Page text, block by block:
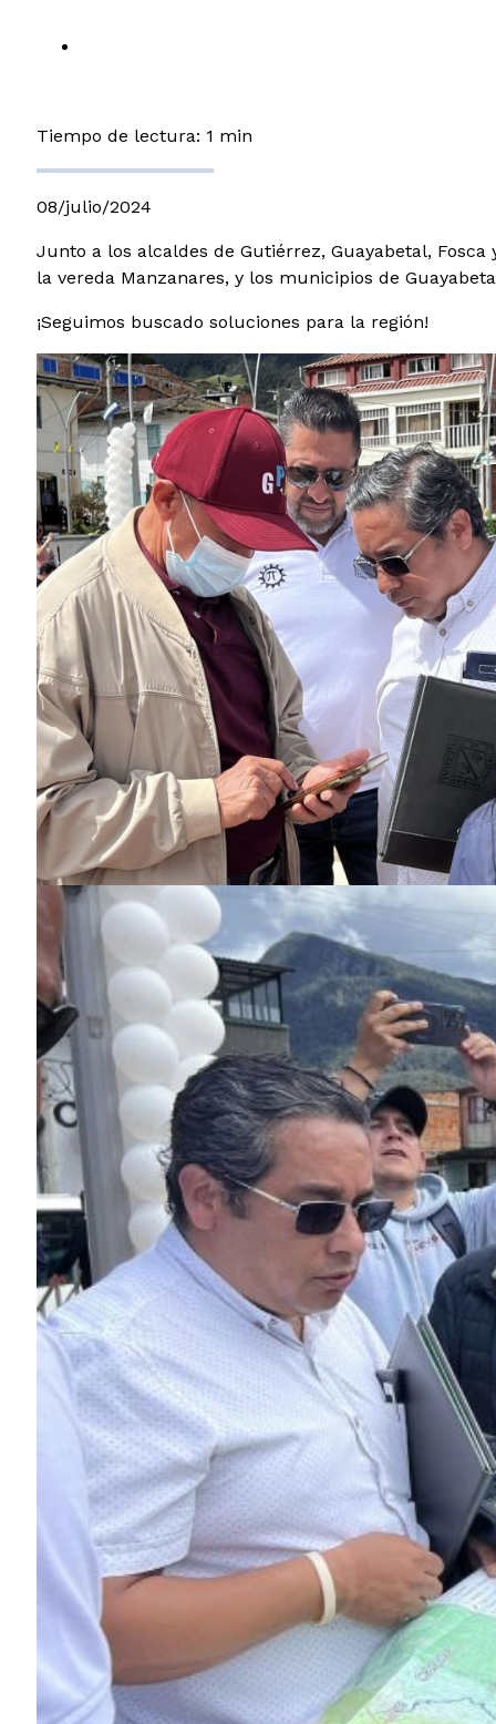
Tiempo de lectura: 1 min
08/julio/2024
Junto a los alcaldes de Gutiérrez, Guayabetal,
la vereda Manzanares, y los municipios de
¡Seguimos buscado soluciones para la región!